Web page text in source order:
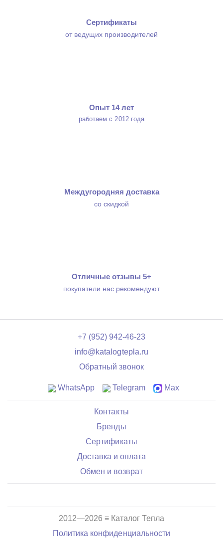
Сертификаты
от ведущих производителей
Опыт 14 лет
работаем с 2012 года
Междугородняя доставка
со скидкой
Отличные отзывы 5+
покупатели нас рекомендуют
+7 (952) 942-46-23
info@katalogtepla.ru
Обратный звонок
WhatsApp Telegram Max
Контакты
Бренды
Сертификаты
Доставка и оплата
Обмен и возврат
2012—2026 ≡ Каталог Тепла
Политика конфиденциальности